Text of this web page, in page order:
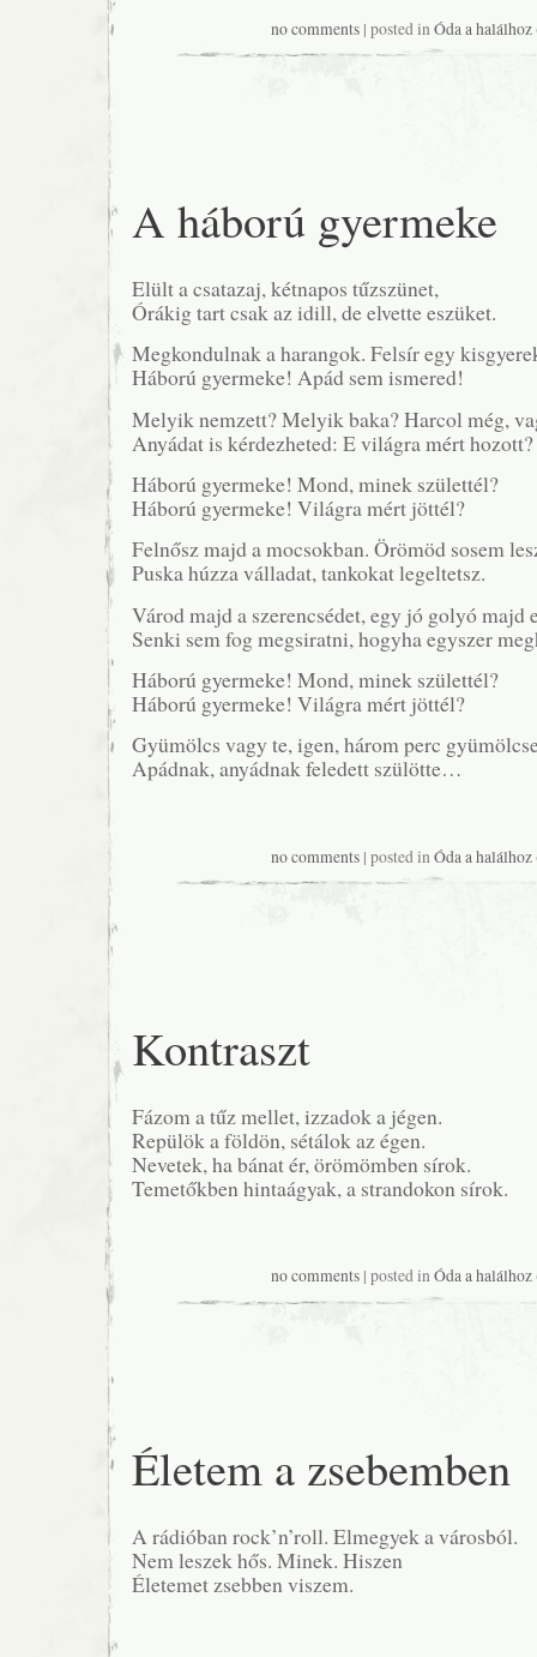
no comments| posted in Óda a
A háború gyermeke
Elült a csatazaj, kétnapos tűzszünet,
Órákig tart csak az idill, de elvette eszüket.
Megkondulnak a harangok. Felsír egy
Háború gyermeke! Apád sem ismered!
Melyik nemzett? Melyik baka? Harcol még,
Anyádat is kérdezheted: E világra mért hozott?
Háború gyermeke! Mond, minek születtél?
Háború gyermeke! Világra mért jöttél?
Felnősz majd a mocsokban. Örömöd sosem
Puska húzza válladat, tankokat legeltetsz.
Várod majd a szerencsédet, egy jó golyó majd
Senki sem fog megsiratni, hogyha egyszer
Háború gyermeke! Mond, minek születtél?
Háború gyermeke! Világra mért jöttél?
Gyümölcs vagy te, igen, három perc
Apádnak, anyádnak feledett szülötte…
no comments| posted inÓda a
Kontraszt
Fázom a tűz mellet, izzadok a jégen.
Repülök a földön, sétálok az égen.
Nevetek, ha bánat ér, örömömben sírok.
Temetőkben hintaágyak, a strandokon sírok.
no comments| posted inÓda a
Életem a zsebemben
A rádióban rock’n’roll. Elmegyek a városból.
Nem leszek hős. Minek. Hiszen
Életemet zsebben viszem.